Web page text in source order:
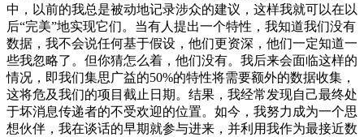
中，以前的我总是被动地记录涉众的建议，这样我就可以在以
后“完美”地实现它们。当有人提出一个特性，我知道我们没有
数据，我不会说任何基于假设，他们更资深，他们一定知道一
些我忽略了。但你猜怎么着，他们没有。我后来会面临这样的
情况，即我们集思广益的50%的特性将需要额外的数据收集，
这将危及我们的项目截止日期。结果，我经常发现自己最终处
于坏消息传递者的不受欢迎的位置。如今，我努力成为一个思
想伙伴，我在谈话的早期就参与进来，并利用我作为最接近数